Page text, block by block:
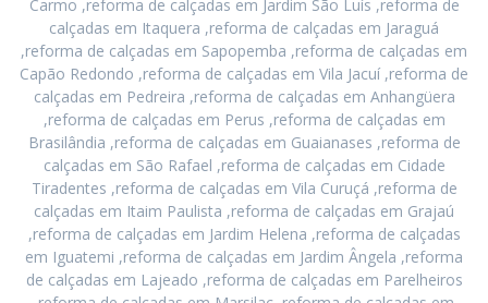
Carmo ,reforma de calçadas em Jardim São Luís ,reforma de
calçadas em Itaquera ,reforma de calçadas em Jaraguá
,reforma de calçadas em Sapopemba ,reforma de calçadas em
Capão Redondo ,reforma de calçadas em Vila Jacuí ,reforma de
calçadas em Pedreira ,reforma de calçadas em Anhangüera
,reforma de calçadas em Perus ,reforma de calçadas em
Brasilândia ,reforma de calçadas em Guaianases ,reforma de
calçadas em São Rafael ,reforma de calçadas em Cidade
Tiradentes ,reforma de calçadas em Vila Curuçá ,reforma de
calçadas em Itaim Paulista ,reforma de calçadas em Grajaú
,reforma de calçadas em Jardim Helena ,reforma de calçadas
em Iguatemi ,reforma de calçadas em Jardim Ângela ,reforma
de calçadas em Lajeado ,reforma de calçadas em Parelheiros